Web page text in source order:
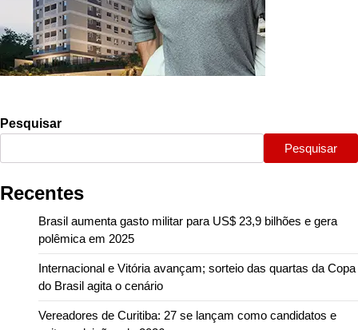
Pesquisar
Pesquisar
Recentes
Brasil aumenta gasto militar para US$ 23,9 bilhões e gera
polêmica em 2025
Internacional e Vitória avançam; sorteio das quartas da Copa
do Brasil agita o cenário
Vereadores de Curitiba: 27 se lançam como candidatos e